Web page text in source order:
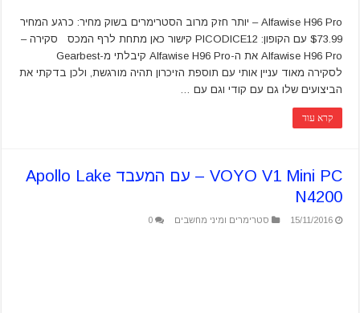
Alfawise H96 Pro – יותר חזק מרוב הסטרימרים בשוק מחיר: כרגע המחיר
$73.99 עם הקופון: PICODICE12 קישור כאן מתחת לרף המכס סקירה –
Alfawise H96 Pro את ה-Alfawise H96 Pro קיבלתי מ-Gearbest
לסקירה מאוד עניין אותי עם תוספת הזיכרון תהיה מורגשת, ולכן בדקתי את
הביצועים שלו גם עם קודי וגם עם …
קרא עוד
VOYO V1 Mini PC – עם המעבד Apollo Lake
N4200
15/11/2016 סטרימרים ומיני מחשבים 0